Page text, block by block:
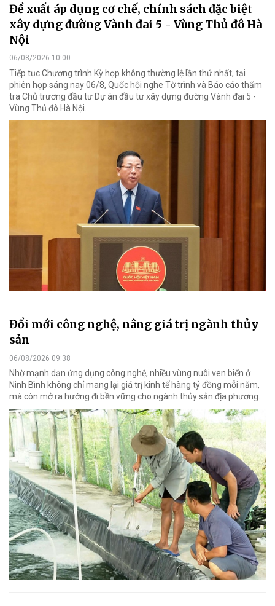
Đề xuất áp dụng cơ chế, chính sách đặc biệt
xây dựng đường Vành đai 5 - Vùng Thủ đô Hà
Nội
06/08/2026 10:00
Tiếp tục Chương trình Kỳ họp không thường lệ lần thứ nhất, tại
phiên họp sáng nay 06/8, Quốc hội nghe Tờ trình và Báo cáo thẩm
tra Chủ trương đầu tư Dự án đầu tư xây dựng đường Vành đai 5 -
Vùng Thủ đô Hà Nội.
Đổi mới công nghệ, nâng giá trị ngành thủy
sản
06/08/2026 09:38
Nhờ mạnh dạn ứng dụng công nghệ, nhiều vùng nuôi ven biển ở
Ninh Bình không chỉ mang lại giá trị kinh tế hàng tỷ đồng mỗi năm,
mà còn mở ra hướng đi bền vững cho ngành thủy sản địa phương.